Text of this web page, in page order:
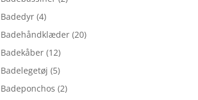
Badedyr (4)
Badehåndklæder (20)
Badekåber (12)
Badelegetøj (5)
Badeponchos (2)